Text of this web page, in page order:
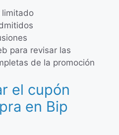
limitado
para revisar las
de la promoción
el cupón
en Bip